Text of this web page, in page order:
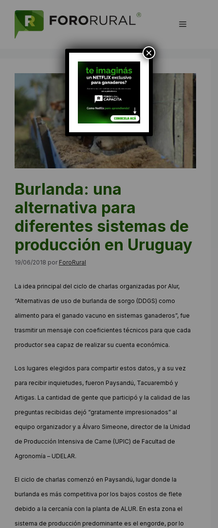
contenido
Menú
Burlanda: una
alternativa para
diferentes sistemas de
producción en Uruguay
19/06/2018 por ForoRural
La idea principal del ciclo de charlas organizadas por Alur,
“Alternativas de uso de burlanda de sorgo (DDGS) como
alimento para el ganado vacuno en sistemas ganaderos”, fue
trasmitir un mensaje con coeficientes técnicos para que cada
productor sea capaz de realizar su cuenta económica.
Los lugares elegidos para compartir estos datos, y a su vez
para recibir inquietudes, fueron Paysandú, Tacuarembó y
Artigas. La cantidad de gente que participó y la calidad de las
preguntas recibidas dejó “gratamente impresionados” al
equipo organizador y a Álvaro Simeone, director de la Unidad
de Producción Intensiva de Carne (UPIC) de Facultad de
Agronomía – UDELAR.
El ciclo de charlas comenzó en Paysandú, lugar donde la
burlanda es más competitiva por los bajos costos de flete
debido a la cercanía con la planta de ALUR. En esta zona el
sistema de producción predominante es el engorde, por lo
×